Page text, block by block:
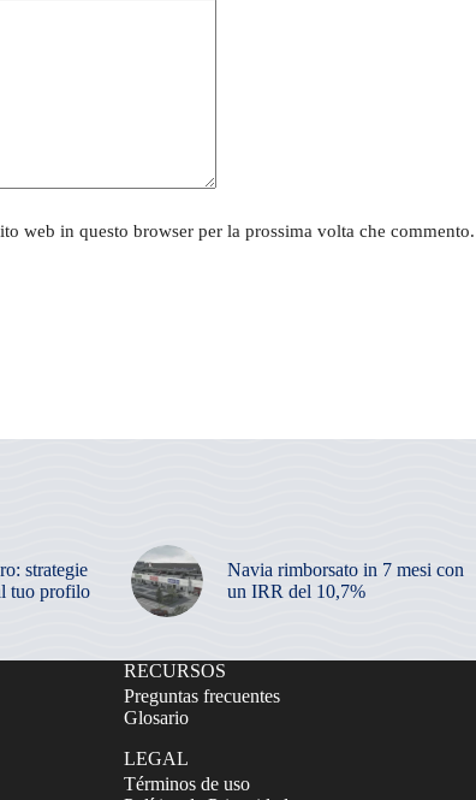
web in questo browser per la prossima volta che commento.
strategie
tuo profilo
Navia rimborsato in 7 mesi con
un IRR del 10,7%
RECURSOS
Preguntas frecuentes
Glosario
LEGAL
Términos de uso